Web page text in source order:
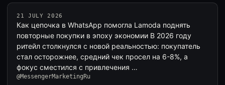
21 JULY 2026
Как цепочка в WhatsApp помогла Lamoda поднять
повторные покупки в эпоху экономии В 2026 году
ритейл столкнулся с новой реальностью: покупатель
стал осторожнее, средний чек просел на 6-8%, а
фокус сместился с привлечения …
@MessengerMarketingRu